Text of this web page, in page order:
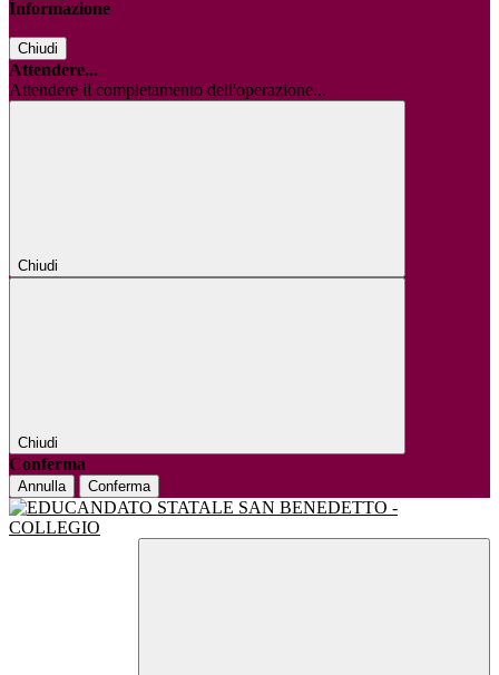
Informazione
Chiudi
Attendere...
Attendere il completamento dell'operazione...
Chiudi
Chiudi
Conferma
Annulla Conferma